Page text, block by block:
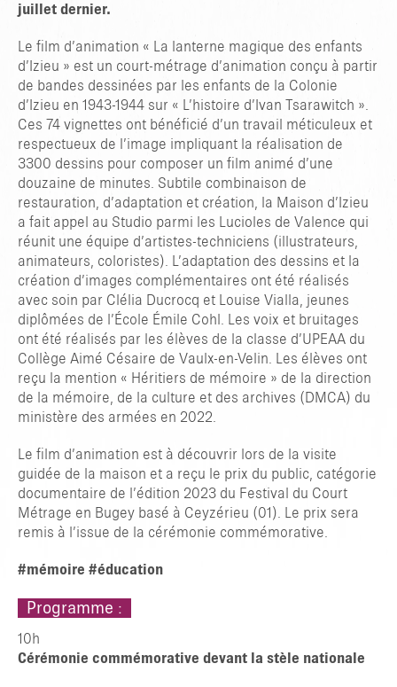
juillet dernier.
Le film d’animation « La lanterne magique des enfants
d’Izieu » est un court-métrage d’animation conçu à partir
de bandes dessinées par les enfants de la Colonie
d’Izieu en 1943-1944 sur « L’histoire d’Ivan Tsarawitch ».
Ces 74 vignettes ont bénéficié d’un travail méticuleux et
respectueux de l’image impliquant la réalisation de
3300 dessins pour composer un film animé d’une
douzaine de minutes. Subtile combinaison de
restauration, d’adaptation et création, la Maison d’Izieu
a fait appel au Studio parmi les Lucioles de Valence qui
réunit une équipe d’artistes-techniciens (illustrateurs,
animateurs, coloristes). L’adaptation des dessins et la
création d’images complémentaires ont été réalisés
avec soin par Clélia Ducrocq et Louise Vialla, jeunes
diplômées de l’École Émile Cohl. Les voix et bruitages
ont été réalisés par les élèves de la classe d’UPEAA du
Collège Aimé Césaire de Vaulx-en-Velin. Les élèves ont
reçu la mention « Héritiers de mémoire » de la direction
de la mémoire, de la culture et des archives (DMCA) du
ministère des armées en 2022.
Le film d’animation est à découvrir lors de la visite
guidée de la maison et a reçu le prix du public, catégorie
documentaire de l’édition 2023 du Festival du Court
Métrage en Bugey basé à Ceyzérieu (01). Le prix sera
remis à l’issue de la cérémonie commémorative.
#mémoire #éducation
Programme :
10h
Cérémonie commémorative devant la stèle nationale